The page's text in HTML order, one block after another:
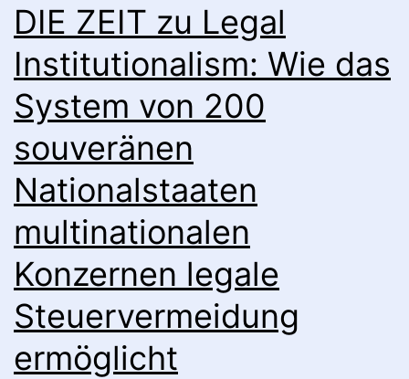
DIE ZEIT zu Legal
Institutionalism: Wie das
System von 200
souveränen
Nationalstaaten
multinationalen
Konzernen legale
Steuervermeidung
ermöglicht